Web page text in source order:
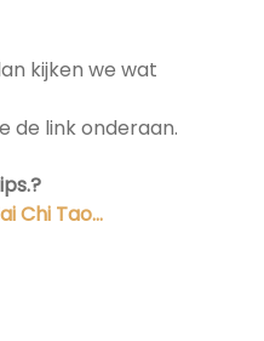
kijken we wat
de link onderaan.
Chi Tao…